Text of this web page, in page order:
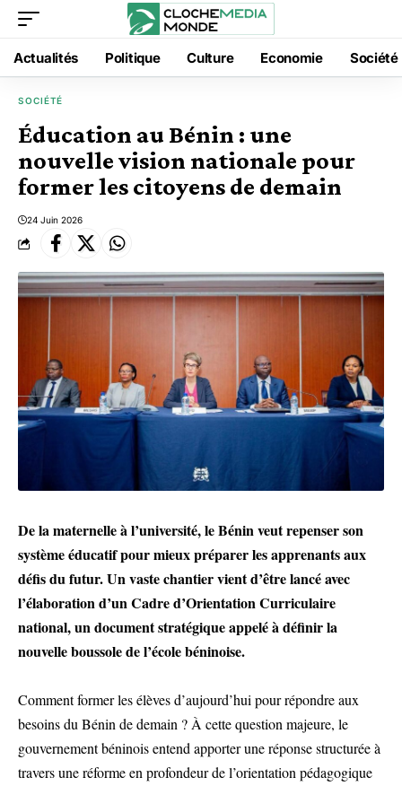
Actualités Politique Culture Economie Société
SOCIÉTÉ
Éducation au Bénin : une
nouvelle vision nationale pour
former les citoyens de demain
24 Juin 2026
De la maternelle à l’université, le Bénin veut repenser son
système éducatif pour mieux préparer les apprenants aux
défis du futur. Un vaste chantier vient d’être lancé avec
l’élaboration d’un Cadre d’Orientation Curriculaire
national, un document stratégique appelé à définir la
nouvelle boussole de l’école béninoise.
Comment former les élèves d’aujourd’hui pour répondre aux
besoins du Bénin de demain ? À cette question majeure, le
gouvernement béninois entend apporter une réponse structurée à
travers une réforme en profondeur de l’orientation pédagogique